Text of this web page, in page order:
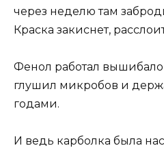
через неделю там
Краска закиснет,
Фенол работал
глушил микробов и
годами.
И ведь карболка была